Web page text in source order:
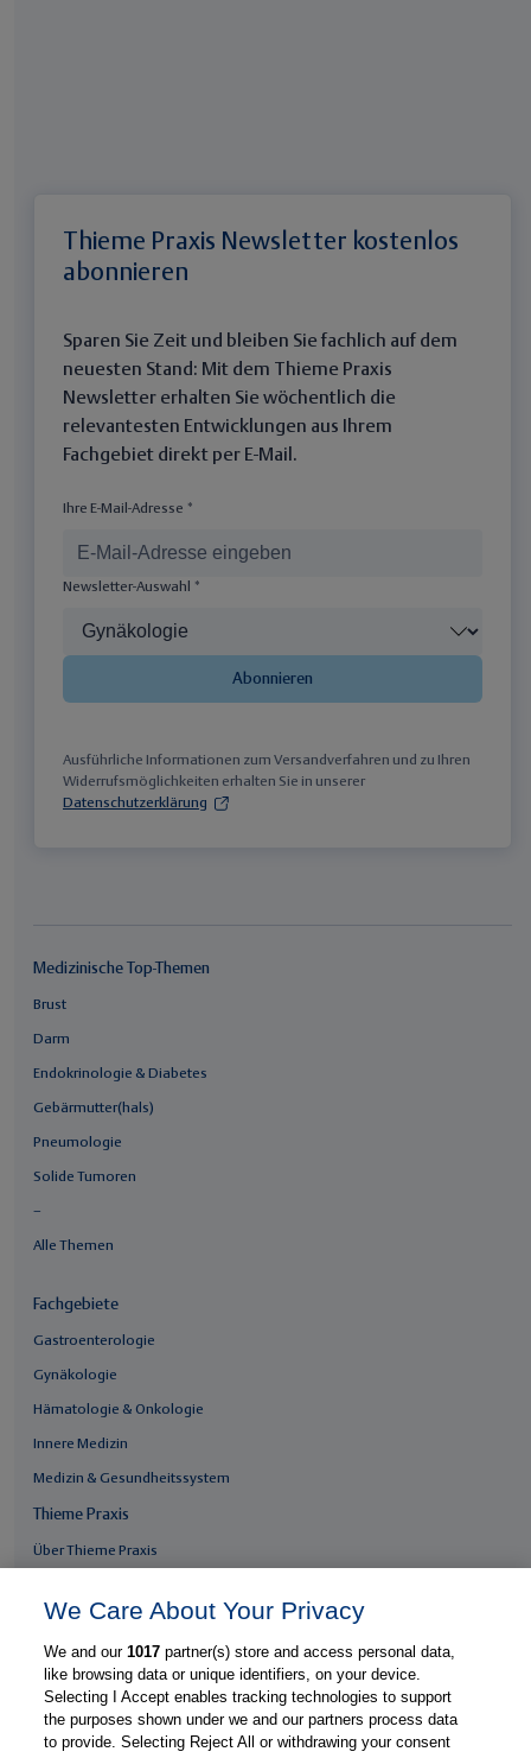
Thieme Praxis Newsletter kostenlos
abonnieren
Sparen Sie Zeit und bleiben Sie fachlich auf dem
neuesten Stand: Mit dem Thieme Praxis
Newsletter erhalten Sie wöchentlich die
relevantesten Entwicklungen aus Ihrem
Fachgebiet direkt per E-Mail.
Ihre E-Mail-Adresse *
Newsletter-Auswahl *
Abonnieren
Ausführliche Informationen zum Versandverfahren und zu Ihren
Widerrufsmöglichkeiten erhalten Sie in unserer
Datenschutzerklärung
Medizinische Top-Themen
Brust
Darm
Endokrinologie & Diabetes
Gebärmutter(hals)
Pneumologie
Solide Tumoren
–
Alle Themen
Fachgebiete
Gastroenterologie
Gynäkologie
Hämatologie & Onkologie
Innere Medizin
Medizin & Gesundheitssystem
Thieme Praxis
Über Thieme Praxis
Fachzugang freischalten
Feedback geben
E-Mail-Newsletter
Whatsapp-Newsletter
We Care About Your Privacy
We and our1017 partner(s) store and access personal data,
like browsing data or unique identifiers, on your device.
Selecting I Accept enables tracking technologies to support
the purposes shown under we and our partners process data
to provide. Selecting Reject All or withdrawing your consent